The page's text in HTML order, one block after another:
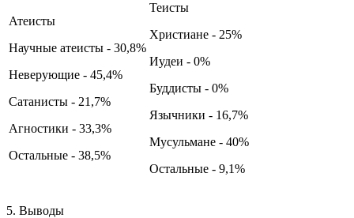
Атеисты
Научные атеисты - 30,8%
Неверующие - 45,4%
Сатанисты - 21,7%
Агностики - 33,3%
Остальные - 38,5%
Теисты
Христиане - 25%
Иудеи - 0%
Буддисты - 0%
Язычники - 16,7%
Мусульмане - 40%
Остальные - 9,1%
5. Выводы